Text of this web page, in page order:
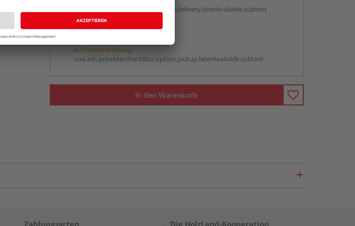
vue.ads.priceMerchantBox.option.delivery.laterAvailable.subtext
Auf Vorbestellung:
vue.ads.priceMerchantBox.option.pickup.laterAvailable.subtext
In den Warenkorb
Zahlungsarten Die HolzLand-Kooperation